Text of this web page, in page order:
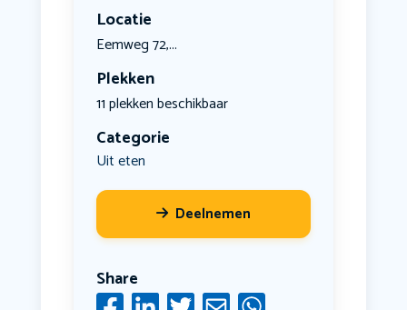
Locatie
Eemweg 72,...
Plekken
11 plekken beschikbaar
Categorie
Uit eten
Deelnemen
Share